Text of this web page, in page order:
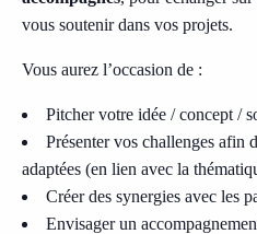
vous soutenir dans vos projets.
Vous aurez l’occasion de :
Pitcher votre idée / concept /
Présenter vos challenges afin
adaptées (en lien avec la
Créer des synergies avec les
Envisager un